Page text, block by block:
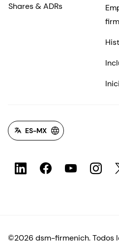
Shares & ADRs
ES-MX
©2026 dsm-firmenich. Todos